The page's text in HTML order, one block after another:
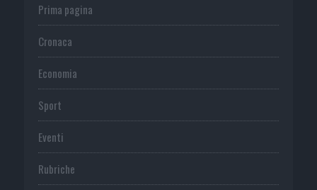
Prima pagina
Cronaca
Economia
Sport
Eventi
Rubriche